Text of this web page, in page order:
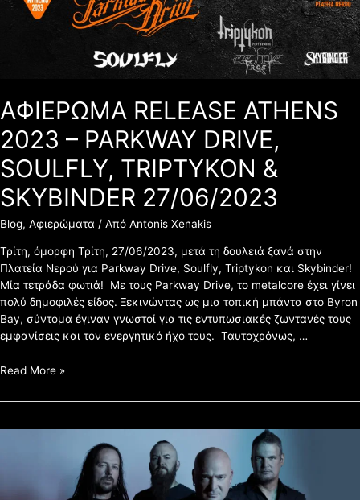
ΑΦΙΕΡΩΜΑ RELEASE ATHENS
2023 – PARKWAY DRIVE,
SOULFLY, TRIPTYKON &
SKYBINDER 27/06/2023
Blog, Αφιερώματα / Από Antonis Xenakis
Τρίτη, όμορφη Τρίτη, 27/06/2023, μετά τη δουλειά ξανά στην
Πλατεία Νερού για Parkway Drive, Soulfly, Triptykon και Skybinder!
Μία τετράδα φωτιά! Με τους Parkway Drive, το metalcore έχει γίνει
πολύ δημοφιλές είδος. Ξεκινώντας ως μια τοπική μπάντα στο Byron
Bay, σύντομα έγιναν γνωστοί για τις εντυπωσιακές ζωντανές τους
εμφανίσεις και τον ενεργητικό ήχο τους. Ταυτοχρόνως, …
ATHENS
TRIPTYKON
&
SKYBINDER
27/06/2023
Read More »